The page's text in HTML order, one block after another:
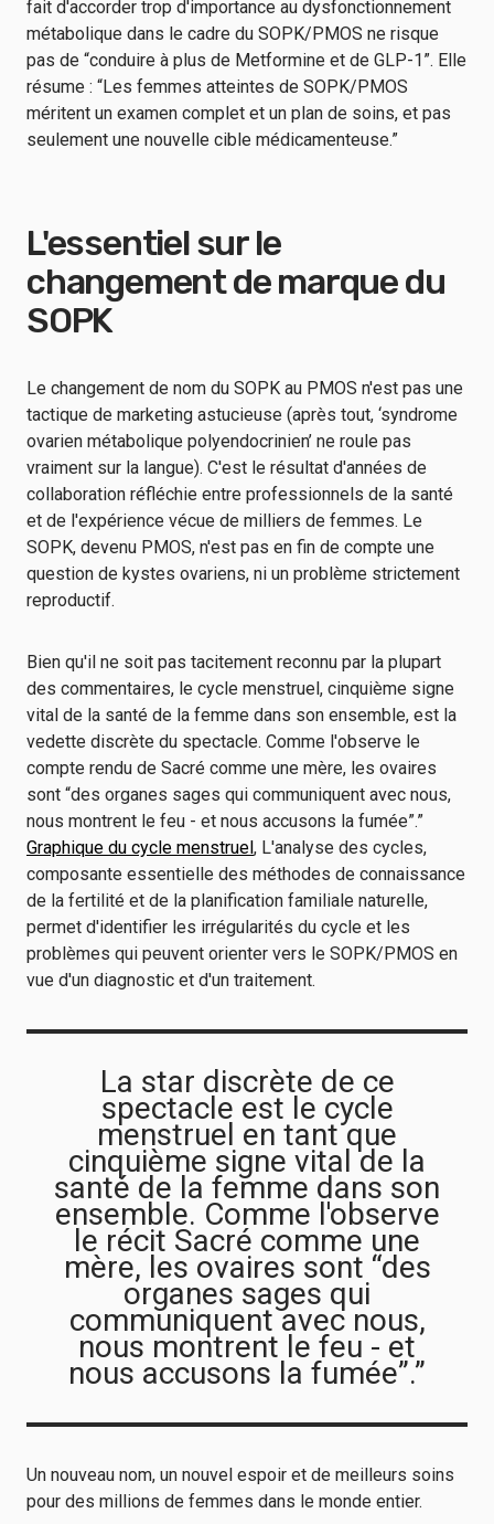
fait d'accorder trop d'importance au dysfonctionnement
métabolique dans le cadre du SOPK/PMOS ne risque
pas de “conduire à plus de Metformine et de GLP-1”. Elle
résume : “Les femmes atteintes de SOPK/PMOS
méritent un examen complet et un plan de soins, et pas
seulement une nouvelle cible médicamenteuse.”
L'essentiel sur le
changement de marque du
SOPK
Le changement de nom du SOPK au PMOS n'est pas une
tactique de marketing astucieuse (après tout, ‘syndrome
ovarien métabolique polyendocrinien’ ne roule pas
vraiment sur la langue). C'est le résultat d'années de
collaboration réfléchie entre professionnels de la santé
et de l'expérience vécue de milliers de femmes. Le
SOPK, devenu PMOS, n'est pas en fin de compte une
question de kystes ovariens, ni un problème strictement
reproductif.
Bien qu'il ne soit pas tacitement reconnu par la plupart
des commentaires, le cycle menstruel, cinquième signe
vital de la santé de la femme dans son ensemble, est la
vedette discrète du spectacle. Comme l'observe le
compte rendu de Sacré comme une mère, les ovaires
sont “des organes sages qui communiquent avec nous,
nous montrent le feu - et nous accusons la fumée”.”
Graphique du cycle menstruel, L'analyse des cycles,
composante essentielle des méthodes de connaissance
de la fertilité et de la planification familiale naturelle,
permet d'identifier les irrégularités du cycle et les
problèmes qui peuvent orienter vers le SOPK/PMOS en
vue d'un diagnostic et d'un traitement.
La star discrète de ce
spectacle est le cycle
menstruel en tant que
cinquième signe vital de la
santé de la femme dans son
ensemble. Comme l'observe
le récit Sacré comme une
mère, les ovaires sont “des
organes sages qui
communiquent avec nous,
nous montrent le feu - et
nous accusons la fumée”.”
Un nouveau nom, un nouvel espoir et de meilleurs soins
pour des millions de femmes dans le monde entier.